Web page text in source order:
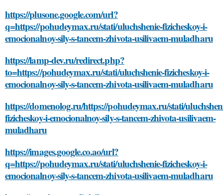
https://plusone.google.com/url?
q=https://pohudeymax.ru/stati/uluchshenie-fizicheskoy-i-
emocionalnoy-sily-s-tancem-zhivota-usilivaem-muladharu
https://lamp-dev.ru/redirect.php?
to=https://pohudeymax.ru/stati/uluchshenie-fizicheskoy-i-
emocionalnoy-sily-s-tancem-zhivota-usilivaem-muladharu
https://domenolog.ru/https://pohudeymax.ru/stati/
fizicheskoy-i-emocionalnoy-sily-s-tancem-zhivota-usilivaem-
muladharu
https://images.google.co.ao/url?
q=https://pohudeymax.ru/stati/uluchshenie-fizicheskoy-i-
emocionalnoy-sily-s-tancem-zhivota-usilivaem-muladharu